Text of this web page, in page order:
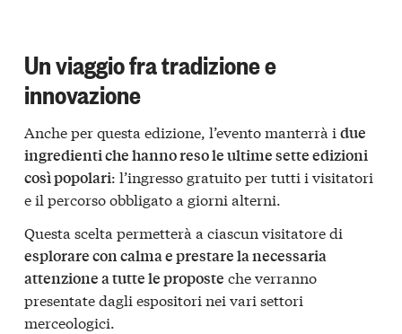
Un viaggio fra tradizione e
innovazione
Anche per questa edizione, l’evento manterrà i due
ingredienti che hanno reso le ultime sette edizioni
così popolari: l’ingresso gratuito per tutti i visitatori
e il percorso obbligato a giorni alterni.
Questa scelta permetterà a ciascun visitatore di
esplorare con calma e prestare la necessaria
attenzione a tutte le proposte che verranno
presentate dagli espositori nei vari settori
merceologici.